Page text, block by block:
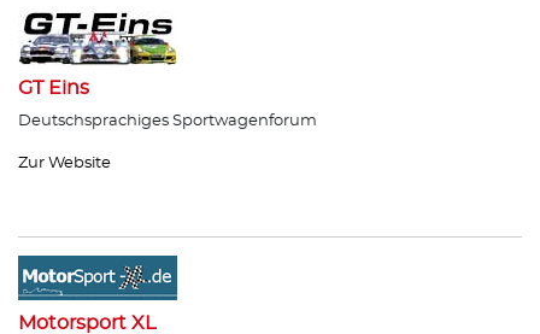
GT Eins
Deutschsprachiges Sportwagenforum
Zur Website
Motorsport XL